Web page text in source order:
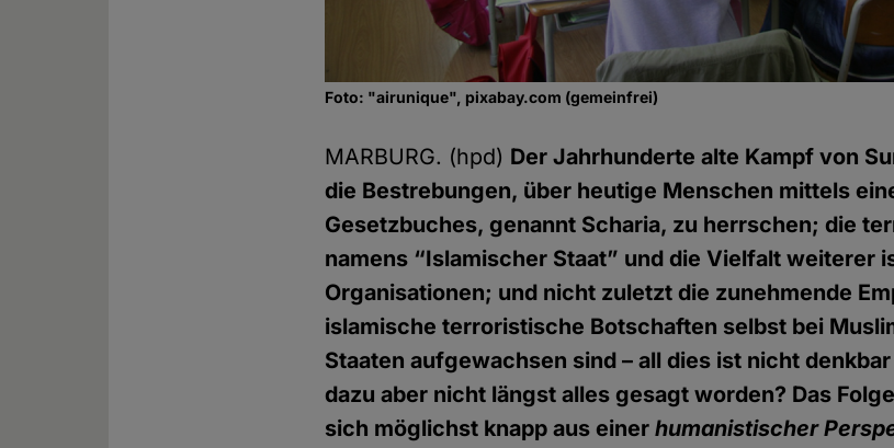
Foto: "airunique", pixabay.com (gemeinfrei)
MARBURG. (hpd) Der Jahrhunderte alte Kampf von
die Bestrebungen, über heutige Menschen mittels
Gesetzbuches, genannt Scharia, zu herrschen; die
namens “Islamischer Staat” und die Vielfalt weiterer
Organisationen; und nicht zuletzt die zunehmende
islamische terroristische Botschaften selbst bei
Staaten aufgewachsen sind – all dies ist nicht
dazu aber nicht längst alles gesagt worden? Das
sich möglichst knapp aus einerhumanistischer